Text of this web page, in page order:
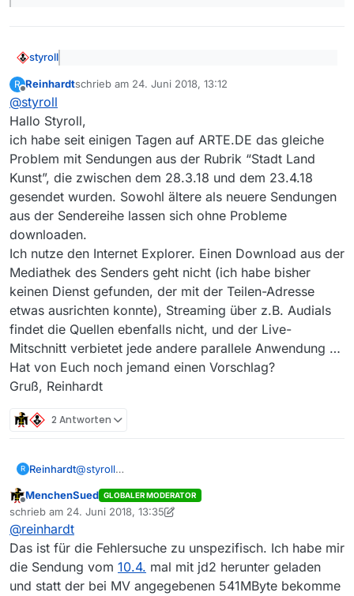
styroll
Forum liest, gibt es bei ARTE wohl des öfteren
Filmliste:
Dein Subject müsste lauten: Downloadfehler
Responsecode 404 bei “Dallas Buyers Club (ARTE)” und
nicht “Downloadfehler Responsecode 404 bei arte.de”,
da kein generelles DL-Problem bei ARTE vorliegt.
tina_170726 sagte: Wg. dem Livestream habe ich
schon in der Anleitung, den FAQs und auch im
Forum gesucht. Leider habe ich keine Hinweise
über die genaue Vorgehensweise gefunden.
Eine Hilfeleistung (Link) habe ich dir ja oben gegeben…
@tina_170726
problemlos zurecht.
Darum geht es aber nicht, sondern vielmehr ob WMP mit
nicht-standardkonformen Dateien zurechtkommt…
@tina_170726sagte: Wird denn trotz eines
fehlerhaften Downloads eine Datei erzeugt? Falls
ja, wo finde ich die?
Bei solch widersprüchlichen Aussagen wird es
schwierig zu helfen:
@tina_170726
Media Player nicht abspielen
fehlerhaften Downloads eine Datei erzeugt? Falls
R
Offline
Reinhardtschrieb am 24. Juni 2018, 13:12
zuletzt editiert von
@styroll
Hallo Styroll,
ich habe seit einigen Tagen auf ARTE.DE das gleiche
Problem mit Sendungen aus der Rubrik “Stadt Land
Kunst”, die zwischen dem 28.3.18 und dem 23.4.18
gesendet wurden. Sowohl ältere als neuere Sendungen
aus der Sendereihe lassen sich ohne Probleme
downloaden.
Ich nutze den Internet Explorer. Einen Download aus der
Mediathek des Senders geht nicht (ich habe bisher
keinen Dienst gefunden, der mit der Teilen-Adresse
etwas ausrichten konnte), Streaming über z.B. Audials
findet die Quellen ebenfalls nicht, und der Live-
Mitschnitt verbietet jede andere parallele Anwendung …
Hat von Euch noch jemand einen Vorschlag?
Gruß, Reinhardt
2 Antworten
R Reinhardt@styroll
ich habe seit einigen Tagen auf ARTE.DE das gleiche
Problem mit Sendungen aus der Rubrik “Stadt Land
gesendet wurden. Sowohl ältere als neuere
Sendungen aus der Sendereihe lassen sich ohne
Probleme downloaden.
Ich nutze den Internet Explorer. Einen Download aus
Offline
MenchenSued GLOBALER MODERATOR
schrieb am 24. Juni 2018, 13:35
zuletzt editiert von MenchenSued
@reinhardt
Das ist für die Fehlersuche zu unspezifisch. Ich habe mir
die Sendung vom 10.4. mal mit jd2 herunter geladen
und statt der bei MV angegebenen 541MByte bekomme